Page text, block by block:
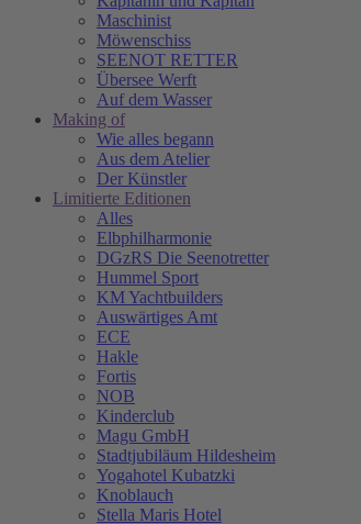
Maschinist
Möwenschiss
SEENOT RETTER
Übersee Werft
Auf dem Wasser
Making of
Wie alles begann
Aus dem Atelier
Der Künstler
Limitierte Editionen
Alles
Elbphilharmonie
DGzRS Die Seenotretter
Hummel Sport
KM Yachtbuilders
Auswärtiges Amt
ECE
Hakle
Fortis
NOB
Kinderclub
Magu GmbH
Stadtjubiläum Hildesheim
Yogahotel Kubatzki
Knoblauch
Stella Maris Hotel